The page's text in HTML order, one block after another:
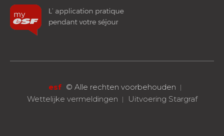
RESERVEREN
esf © Alle rechten voorbehouden
Wettelijke vermeldingen
Uitvoering Stargraf